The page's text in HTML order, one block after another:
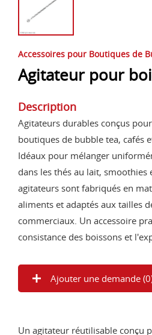
Accessoires pour Boutiques de
Agitateur pour
Description
Agitateurs durables conçus
boutiques de bubble tea, cafés
Idéaux pour mélanger
dans les thés au lait, smoothies
agitateurs sont fabriqués en
aliments et adaptés aux tailles
commerciaux. Un accessoire
consistance des boissons et
Ajouter une demande (0
Un agitateur réutilisable conçu